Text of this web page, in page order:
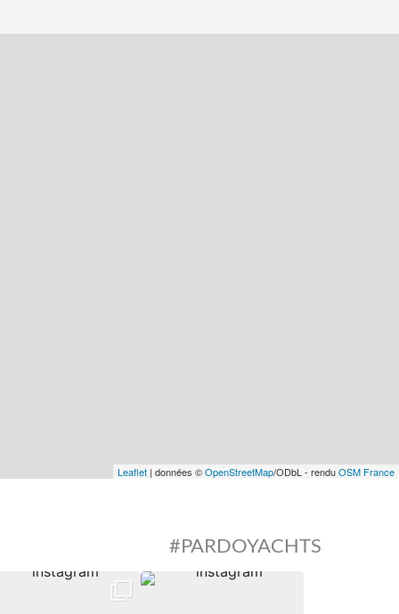
Leaflet | données ©OpenStreetMap/ODbL - renduOSM France
#PARDOYACHTS